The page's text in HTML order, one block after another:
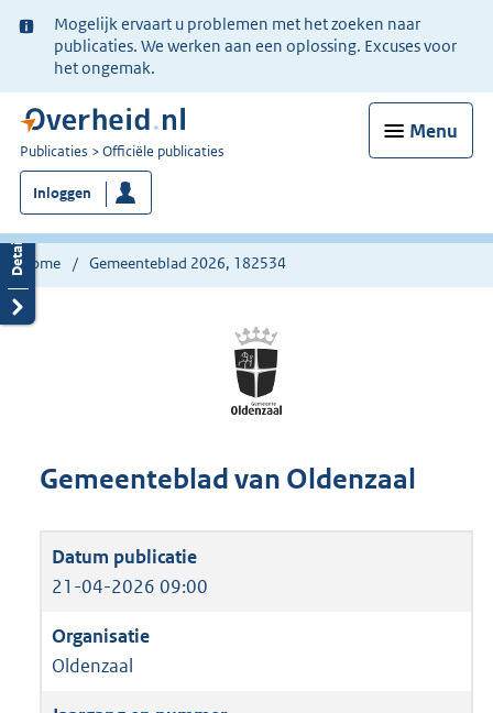
Ter
informatie:
Mogelijk ervaart u problemen met het zoeken naar
publicaties. We werken aan een oplossing. Excuses voor
het ongemak.
Menu
U
bent
nu
hier:
Publicaties Officiële publicaties
Inloggen
Home Gemeenteblad 2026, 182534
Gemeenteblad van Oldenzaal
21-04-2026 09:00
Oldenzaal